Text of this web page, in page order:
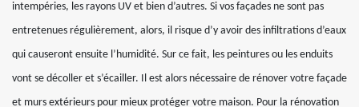
intempéries, les rayons UV et bien d’autres. Si vos façades ne sont pas
entretenues régulièrement, alors, il risque d’y avoir des infiltrations d’eaux
qui causeront ensuite l’humidité. Sur ce fait, les peintures ou les enduits
vont se décoller et s’écailler. Il est alors nécessaire de rénover votre façade
et murs extérieurs pour mieux protéger votre maison. Pour la rénovation